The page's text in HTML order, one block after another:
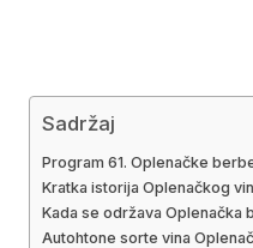
Sadržaj
Program 61. Oplenačke
Kratka istorija Oplenačkog
Kada se održava Oplenačka
Autohtone sorte vina